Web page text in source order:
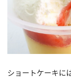
ショートケーキに